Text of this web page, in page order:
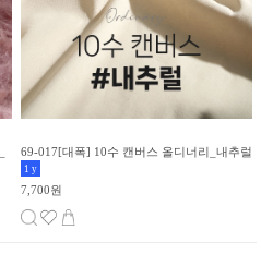
69-017[대폭] 10수 캔버스 올디너리_내추럴
1 y
7,700원